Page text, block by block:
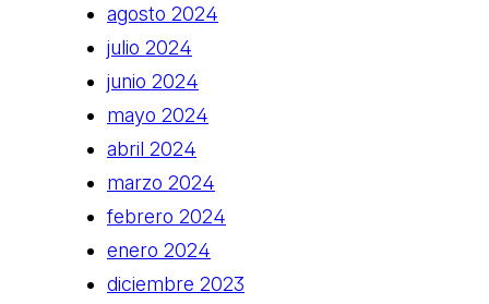
agosto 2024
julio 2024
junio 2024
mayo 2024
abril 2024
marzo 2024
febrero 2024
enero 2024
diciembre 2023